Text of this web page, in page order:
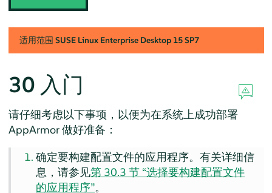
适用范围 SUSE Linux Enterprise Desktop 15 SP7
30 入门
请仔细考虑以下事项，以便为在系统上成功部署
AppArmor做好准备：
确定要构建配置文件的应用程序。有关详细信
息，请参见第 30.3 节 “选择要构建配置文件
的应用程序”。